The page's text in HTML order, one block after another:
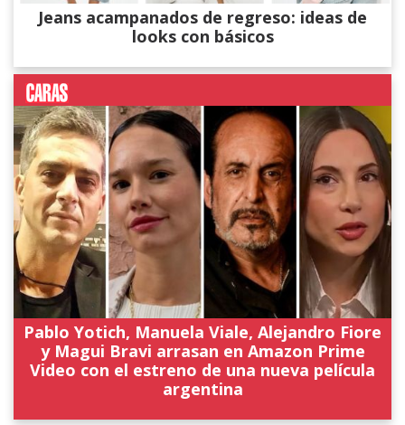
Jeans acampanados de regreso: ideas de
looks con básicos
Pablo Yotich, Manuela Viale, Alejandro Fiore
y Magui Bravi arrasan en Amazon Prime
Video con el estreno de una nueva película
argentina